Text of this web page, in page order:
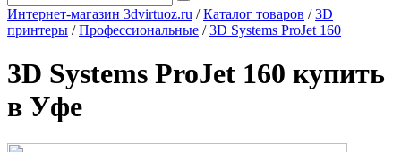
Интернет-магазин 3dvirtuoz.ru /Каталог товаров /3D
принтеры /Профессиональные /3D Systems ProJet 160
3D Systems ProJet 160 купить
в Уфе